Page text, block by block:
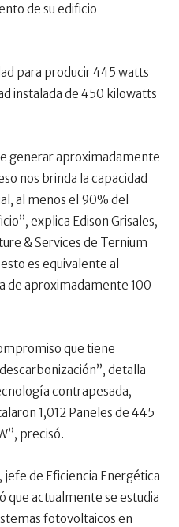
de su edificio
para producir 445 watts
instalada de 450 kilowatts
generar aproximadamente
nos brinda la capacidad
al menos el 90% del
explica Edison Grisales,
& Services de Ternium
es equivalente al
de aproximadamente 100
que tiene
detalla
contrapesada,
1,012 Paneles de 445
precisó.
de Eficiencia Energética
que actualmente se estudia
fotovoltaicos en